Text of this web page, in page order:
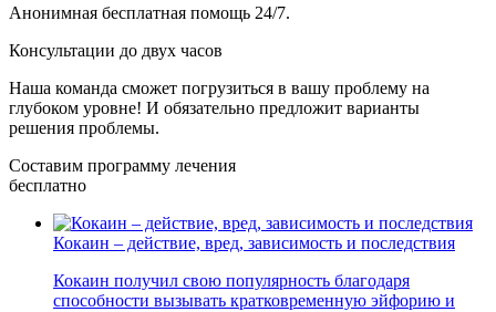
Анонимная бесплатная помощь 24/7.
Консультации до двух часов
Наша команда сможет погрузиться в вашу проблему на
глубоком уровне! И обязательно предложит варианты
решения проблемы.
Составим программу лечения
бесплатно
Кокаин – действие, вред, зависимость и последствия
Кокаин получил свою популярность благодаря
способности вызывать кратковременную эйфорию и